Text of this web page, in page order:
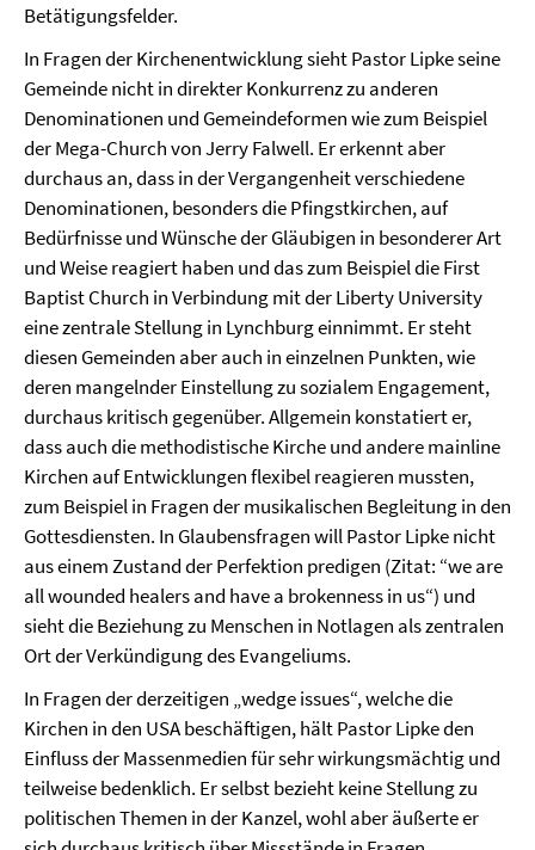
Betätigungsfelder.
In Fragen der Kirchenentwicklung sieht Pastor Lipke seine
Gemeinde nicht in direkter Konkurrenz zu anderen
Denominationen und Gemeindeformen wie zum Beispiel
der Mega-Church von Jerry Falwell. Er erkennt aber
durchaus an, dass in der Vergangenheit verschiedene
Denominationen, besonders die Pfingstkirchen, auf
Bedürfnisse und Wünsche der Gläubigen in besonderer Art
und Weise reagiert haben und das zum Beispiel die First
Baptist Church in Verbindung mit der Liberty University
eine zentrale Stellung in Lynchburg einnimmt. Er steht
diesen Gemeinden aber auch in einzelnen Punkten, wie
deren mangelnder Einstellung zu sozialem Engagement,
durchaus kritisch gegenüber. Allgemein konstatiert er,
dass auch die methodistische Kirche und andere mainline
Kirchen auf Entwicklungen flexibel reagieren mussten,
zum Beispiel in Fragen der musikalischen Begleitung in den
Gottesdiensten. In Glaubensfragen will Pastor Lipke nicht
aus einem Zustand der Perfektion predigen (Zitat: “we are
all wounded healers and have a brokenness in us“) und
sieht die Beziehung zu Menschen in Notlagen als zentralen
Ort der Verkündigung des Evangeliums.
In Fragen der derzeitigen „wedge issues“, welche die
Kirchen in den USA beschäftigen, hält Pastor Lipke den
Einfluss der Massenmedien für sehr wirkungsmächtig und
teilweise bedenklich. Er selbst bezieht keine Stellung zu
politischen Themen in der Kanzel, wohl aber äußerte er